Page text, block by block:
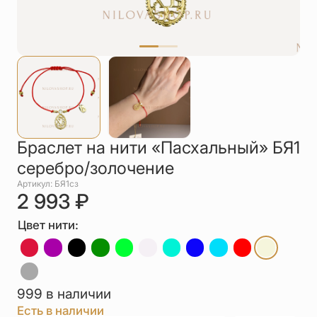
Цепи
Чётки
Шнурки на
шею
Другое
Браслет на нити «Пасхальный» БЯ1
серебро/золочение
Артикул: БЯ1сз
2 993 ₽
Цвет нити:
999 в наличии
Есть в наличии